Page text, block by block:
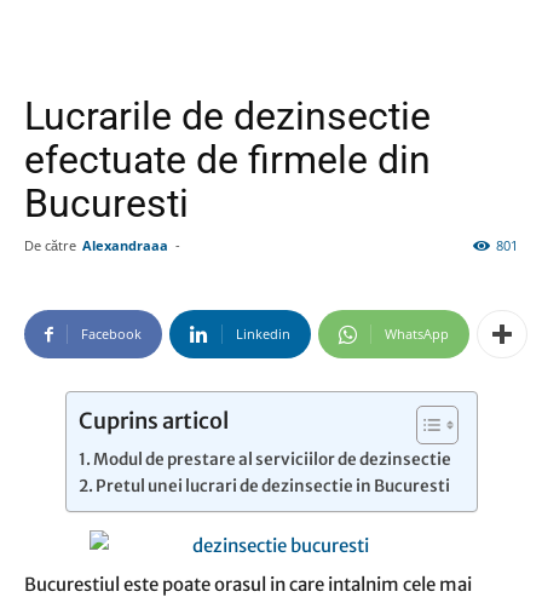
Lucrarile de dezinsectie
efectuate de firmele din
Bucuresti
De către Alexandraaa - 801
Facebook Linkedin WhatsApp
Cuprins articol
Modul de prestare al serviciilor de dezinsectie
Pretul unei lucrari de dezinsectie in Bucuresti
Bucurestiul este poate orasul in care intalnim cele mai